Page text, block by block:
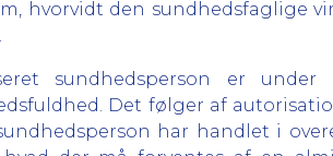
hvorvidt den sundhedsfaglige
sundhedsperson er
Det følger af
har handlet i